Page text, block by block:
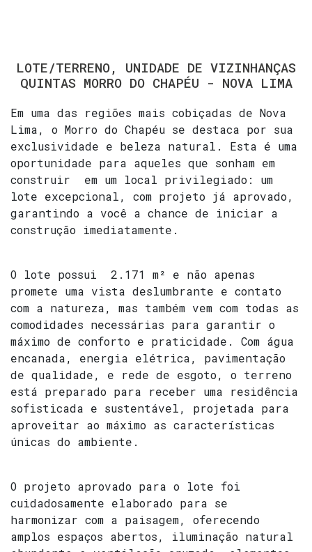
LOTE/TERRENO, UNIDADE DE VIZINHANÇAS
QUINTAS MORRO DO CHAPÉU - NOVA LIMA
Em uma das regiões mais cobiçadas de Nova
Lima, o Morro do Chapéu se destaca por sua
exclusividade e beleza natural. Esta é uma
oportunidade para aqueles que sonham em
construir em um local privilegiado: um
lote excepcional, com projeto já aprovado,
garantindo a você a chance de iniciar a
construção imediatamente.
O lote possui 2.171 m² e não apenas
promete uma vista deslumbrante e contato
com a natureza, mas também vem com todas as
comodidades necessárias para garantir o
máximo de conforto e praticidade. Com água
encanada, energia elétrica, pavimentação
de qualidade, e rede de esgoto, o terreno
está preparado para receber uma residência
sofisticada e sustentável, projetada para
aproveitar ao máximo as características
únicas do ambiente.
O projeto aprovado para o lote foi
cuidadosamente elaborado para se
harmonizar com a paisagem, oferecendo
amplos espaços abertos, iluminação natural